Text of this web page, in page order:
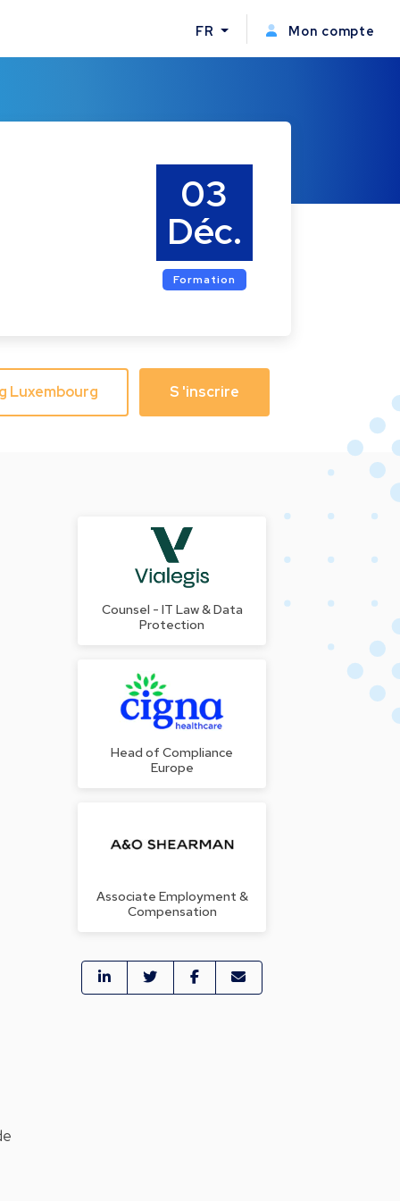
FR Mon compte
03
Déc.
Formation
S 'inscrire
Luxembourg
Counsel - IT Law & Data
Protection
Head of Compliance
Europe
Associate Employment &
Compensation